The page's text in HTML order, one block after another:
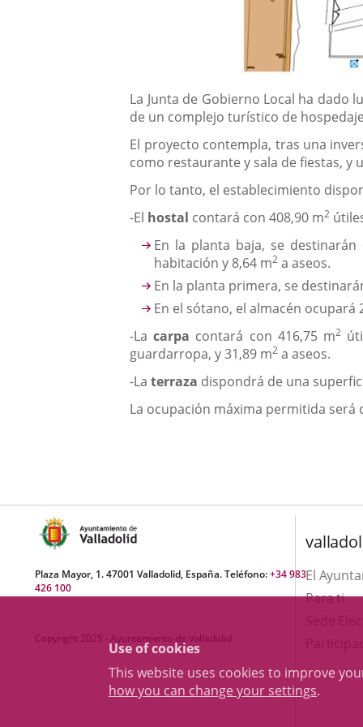
Use of cookies
This website uses cookies to improve
how you can change your settings.
Descripción
La Junta de Gobierno Local ha dado
de un complejo turístico de
El proyecto contempla, tras una
como restaurante y sala de fiestas, y
Por lo tanto, el establecimiento
-El hostal contará con 408,90 m2
En la planta baja, se destinarán
habitación y 8,64 m2 a aseos.
En la planta primera, se
En el sótano, el almacén ocupará
-Lacarpa contará con 416,75 m2
guardarropa, y 31,89 m2 a aseos.
-La terraza dispondrá de una
La ocupación máxima permitida será
Plaza Mayor, 1. 47001 Valladolid, España. Teléfono:+34 983
426 100
Copyright 2025 - Ayuntamiento de Valladolid
El
Para ti